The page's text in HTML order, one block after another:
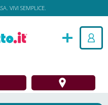
VIVI SEMPLICE.